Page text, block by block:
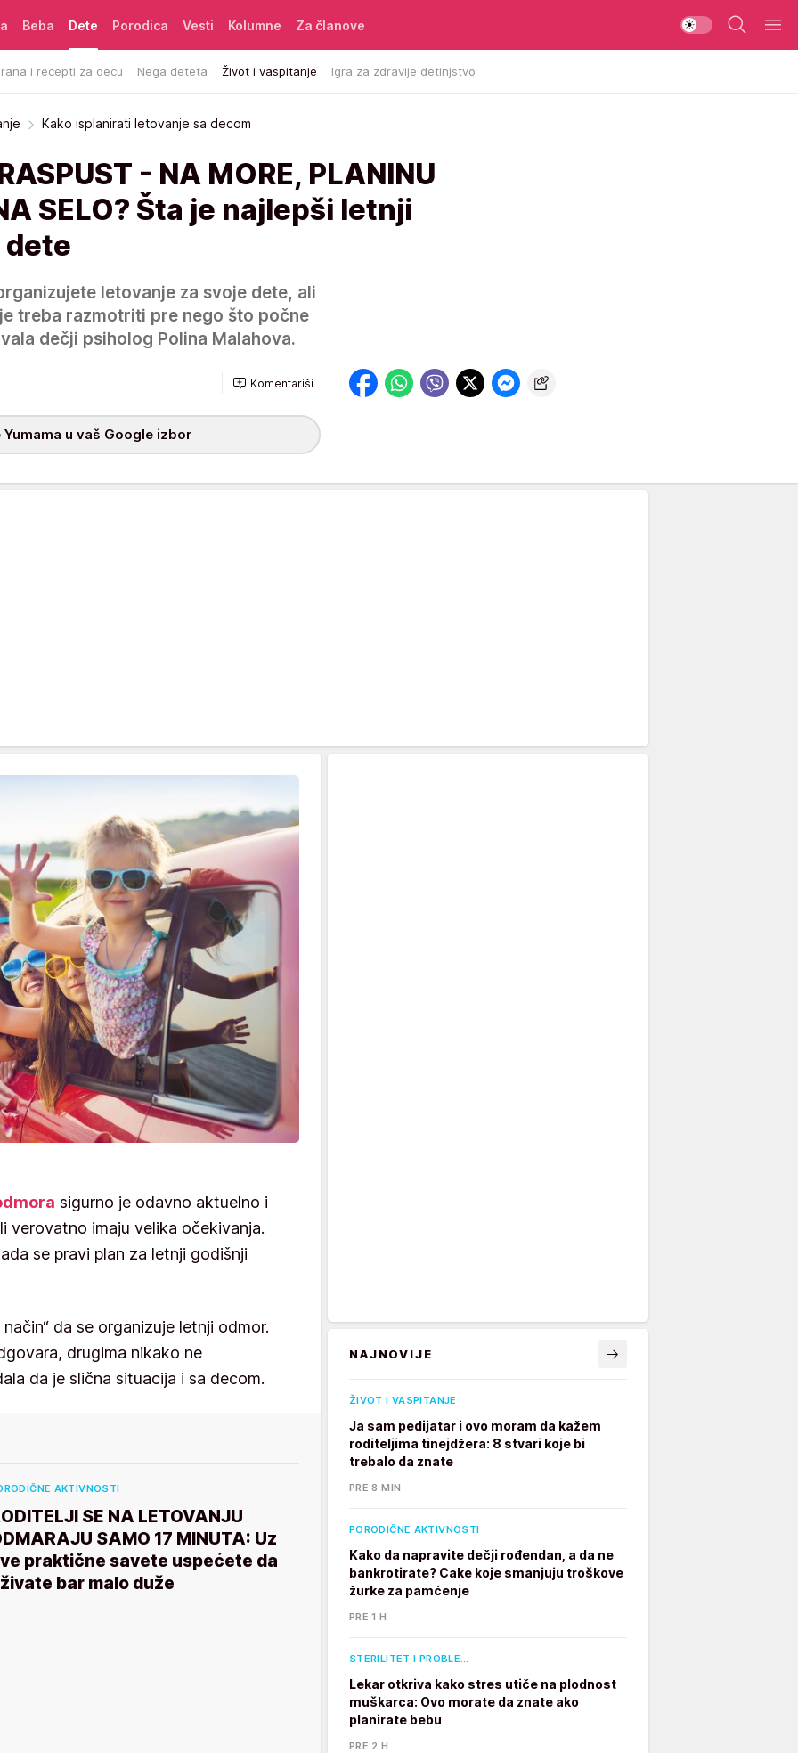
Beba Dete
i recepti za decu Nega deteta Život i vaspitanje Igra za zdravije detinjstvo
Porodica Vesti Kolumne Za članove
Kako isplanirati letovanje sa decom
- NA MORE, PLANINU
SELO? Šta je najlepši letnji
dete
letovanje za svoje dete, ali
treba razmotriti pre nego što počne
dečji psiholog Polina Malahova.
Komentariši
Yumama u vaš Google izbor
sigurno je odavno aktuelno i
verovatno imaju velika očekivanja.
se pravi plan za letnji godišnji
da se organizuje letnji odmor.
drugima nikako ne
da je slična situacija i sa decom.
AKTIVNOSTI
SE NA LETOVANJU
SAMO 17 MINUTA: Uz
praktične savete uspećete da
bar malo duže
NAJNOVIJE
ŽIVOT I VASPITANJE
Ja sam pedijatar i ovo moram da kažem
roditeljima tinejdžera: 8 stvari koje bi
trebalo da znate
PRE 8 MIN
PORODIČNE AKTIVNOSTI
Kako da napravite dečji rođendan, a da ne
bankrotirate? Cake koje smanjuju troškove
žurke za pamćenje
PRE 1 H
STERILITET I PROBLE…
Lekar otkriva kako stres utiče na plodnost
muškarca: Ovo morate da znate ako
planirate bebu
PRE 2 H